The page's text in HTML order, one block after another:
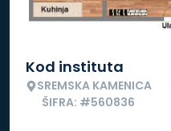
Kod instituta
SREMSKA KAMENICA
ŠIFRA: #560836